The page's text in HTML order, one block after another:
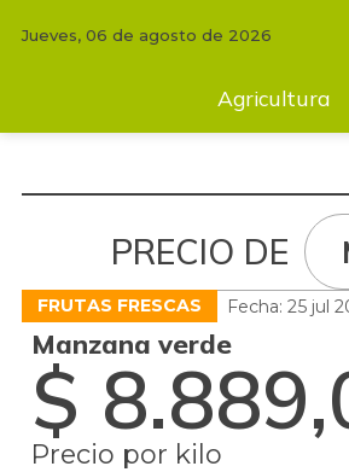
Mascotas Clima
Jueves, 06 de agosto de 2026
Agricultura
PRECIO DE
FRUTAS FRESCAS Fecha: 25 jul
Manzana verde
$
Precio por kilo